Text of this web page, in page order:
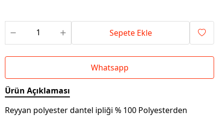
Sepete Ekle
Whatsapp
Ürün Açıklaması
Reyyan polyester dantel ipliği % 100 Polyesterden